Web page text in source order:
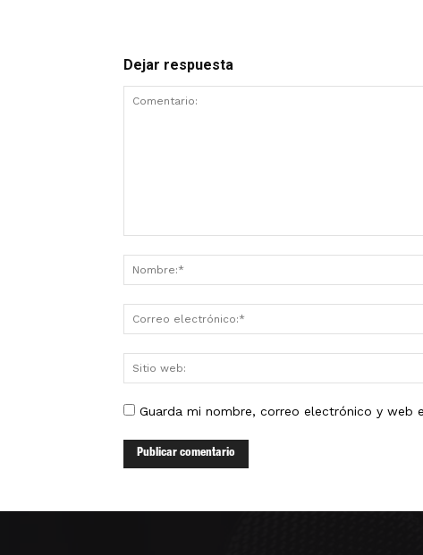
Dejar respuesta
Guarda mi nombre, correo electrónico y web